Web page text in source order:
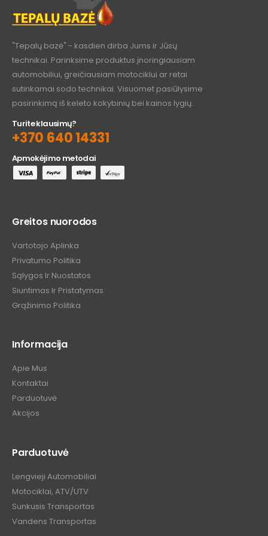
technikai. Parinksime produktus įnoringiausiam
automobiliui, greičiausiam motociklui ar retai
pasirinkimą iš keleto kokybinių bei kainos lygių.
+370 640 14331
Apmokėjimo metodai
Greitos nuorodos
Sąlygos Ir Nuostatos
Grąžinimo Politika
Informacija
Apie Mus
Parduotuvė
Parduotuvė
Lengvieji Automobiliai
Sunkusis Transportas